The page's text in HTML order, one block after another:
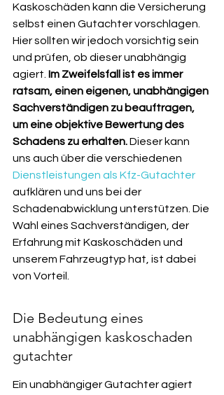
Kaskoschäden kann die Versicherung
selbst einen Gutachter vorschlagen.
Hier sollten wir jedoch vorsichtig sein
und prüfen, ob dieser unabhängig
agiert. Im Zweifelsfall ist es immer
ratsam, einen eigenen, unabhängigen
Sachverständigen zu beauftragen,
um eine objektive Bewertung des
Schadens zu erhalten. Dieser kann
uns auch über die verschiedenen
Dienstleistungen als Kfz-Gutachter
aufklären und uns bei der
Schadenabwicklung unterstützen. Die
Wahl eines Sachverständigen, der
Erfahrung mit Kaskoschäden und
unserem Fahrzeugtyp hat, ist dabei
von Vorteil.
Die Bedeutung eines
unabhängigen kaskoschaden
gutachter
Ein unabhängiger Gutachter agiert